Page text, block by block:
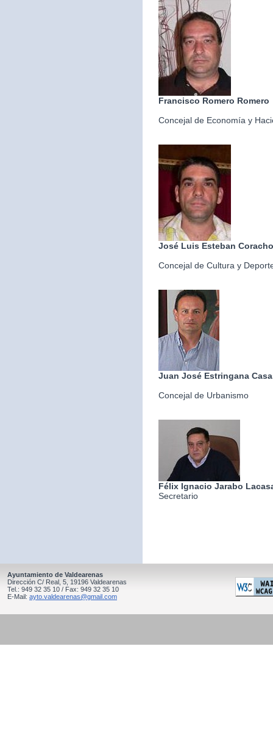
Francisco Romero Romero
Concejal de Economía y
José Luis Esteban Coracho
Concejal de Cultura y
Juan José Estringana
Concejal de Urbanismo
Félix Ignacio Jarabo
Secretario
Ayuntamiento de Valdearenas
Dirección C/ Real, 5, 19196 Valdearenas
Tel.: 949 32 35 10 / Fax: 949 32 35 10
E-Mail: ayto.valdearenas@gmail.com